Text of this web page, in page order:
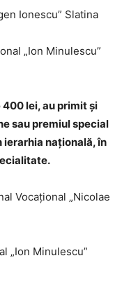
Ionescu” Slatina
„Ion Minulescu”
lei, au primit şi
sau premiul special
ierarhia naţională, în
Vocațional „Nicolae
„Ion Minulescu”